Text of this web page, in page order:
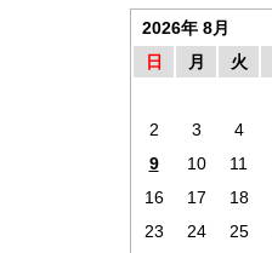
2026年 8月
日
月 火
2
3 4
9
10 11
16
17 18
23
24 25